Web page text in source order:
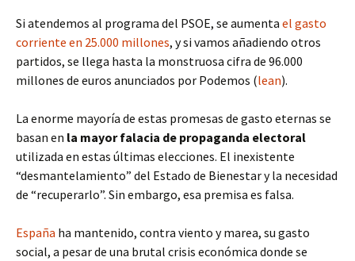
Si atendemos al programa del PSOE, se aumenta el gasto
corriente en 25.000 millones, y si vamos añadiendo otros
partidos, se llega hasta la monstruosa cifra de 96.000
millones de euros anunciados por Podemos (lean).
La enorme mayoría de estas promesas de gasto eternas se
basan en la mayor falacia de propaganda electoral
utilizada en estas últimas elecciones. El inexistente
“desmantelamiento” del Estado de Bienestar y la necesidad
de “recuperarlo”. Sin embargo, esa premisa es falsa.
España ha mantenido, contra viento y marea, su gasto
social, a pesar de una brutal crisis económica donde se